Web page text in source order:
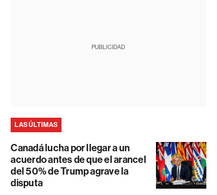
PUBLICIDAD
LAS ÚLTIMAS
Canadá lucha por llegar a un
acuerdo antes de que el arancel
del 50% de Trump agrave la
disputa